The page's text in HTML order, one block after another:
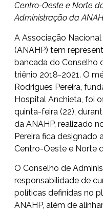
Centro-Oeste e Norte
Administração da
A Associação
(ANAHP) tem
bancada do Conselho
triênio 2018-2021. O
Rodrigues Pereira,
Hospital Anchieta, foi
quinta-feira (22),
da ANAHP, realizado
Pereira fica designado
Centro-Oeste e Norte
O Conselho de
responsabilidade de
políticas definidas no
ANAHP, além de